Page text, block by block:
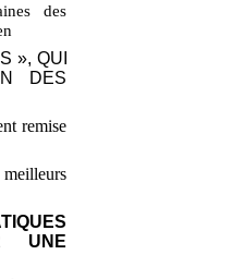
des
», QUI
DES
remise
UNE